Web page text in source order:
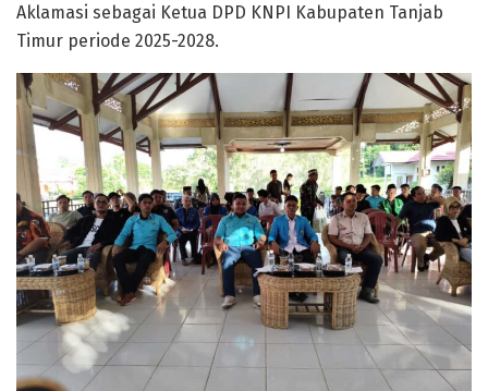
Aklamasi sebagai Ketua DPD KNPI Kabupaten Tanjab
Timur periode 2025-2028.